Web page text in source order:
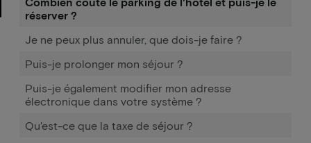
réserver ?
Je ne peux plus annuler, que dois-je faire ?
Puis-je prolonger mon séjour ?
Puis-je également modifier mon adresse
électronique dans votre système ?
Qu'est-ce que la taxe de séjour ?